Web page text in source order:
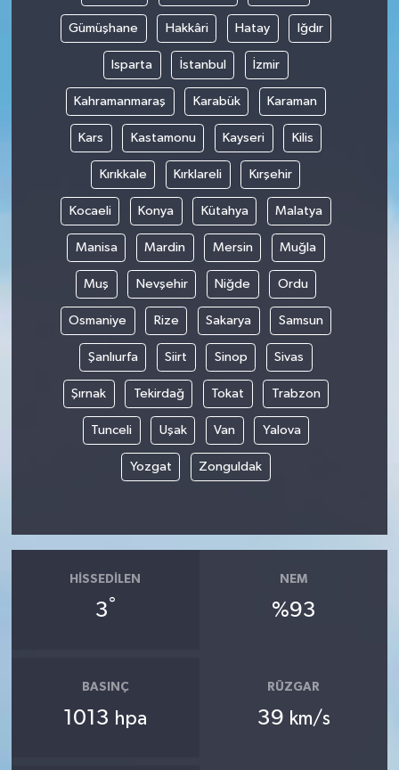
Gümüşhane Hakkâri Hatay Iğdır
Isparta İstanbul İzmir
Kahramanmaraş Karabük Karaman
Kars Kastamonu Kayseri Kilis
Kırıkkale Kırklareli Kırşehir
Kocaeli Konya Kütahya Malatya
Manisa Mardin Mersin Muğla
Muş Nevşehir Niğde Ordu
Osmaniye Rize Sakarya Samsun
Şanlıurfa Siirt Sinop Sivas
Şırnak Tekirdağ Tokat Trabzon
Tunceli Uşak Van Yalova
Yozgat Zonguldak
HISSEDILEN
3°
NEM
%93
BASINÇ
1013 hpa
RÜZGAR
39 km/s